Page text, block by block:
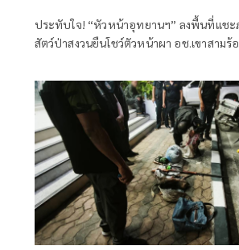
ประทับใจ! “หัวหน้าอุทยานฯ” ลงพื้นที่แชะ
สัตว์ป่าสงวนยืนโชว์ตัวหน้าผา อช.เขาสามร้